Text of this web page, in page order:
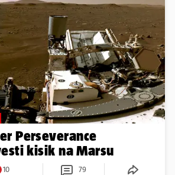
Perseverance
kisik na Marsu
10 79